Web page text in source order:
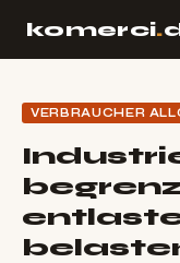
komerci.
VERBRAUCHER